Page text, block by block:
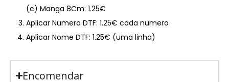
(c) Manga 8Cm: 1.25€
Aplicar Numero DTF: 1.25€ cada numero
Aplicar Nome DTF: 1.25€ (uma linha)
Encomendar